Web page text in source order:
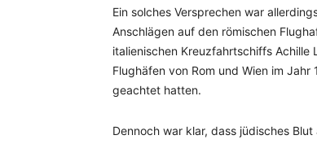
Ein solches Versprechen war
Anschlägen auf den römischen
italienischen Kreuzfahrtschiffs
Flughäfen von Rom und Wien im
geachtet hatten.
Dennoch war klar, dass jüdisches